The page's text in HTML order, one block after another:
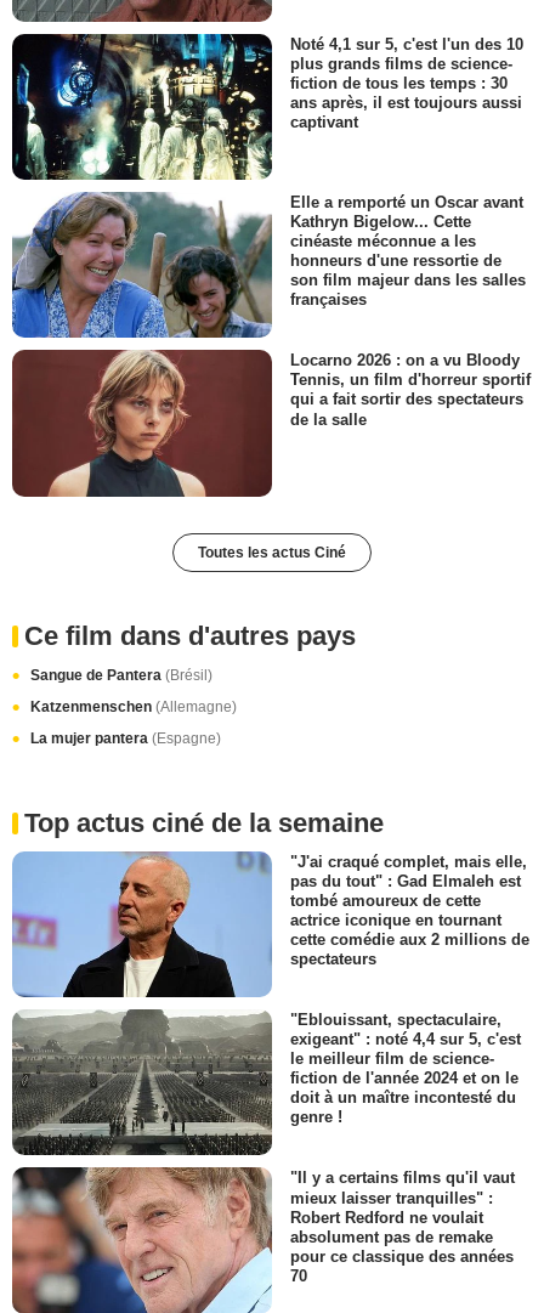
Noté 4,1 sur 5, c'est l'un des 10
plus grands films de science-
fiction de tous les temps : 30
ans après, il est toujours aussi
captivant
Elle a remporté un Oscar avant
Kathryn Bigelow... Cette
cinéaste méconnue a les
honneurs d'une ressortie de
son film majeur dans les salles
françaises
Locarno 2026 : on a vu Bloody
Tennis, un film d'horreur sportif
qui a fait sortir des spectateurs
de la salle
Toutes les actus Ciné
Ce film dans d'autres pays
Sangue de Pantera (Brésil)
Katzenmenschen (Allemagne)
La mujer pantera (Espagne)
Top actus ciné de la semaine
"J'ai craqué complet, mais elle,
pas du tout" : Gad Elmaleh est
tombé amoureux de cette
actrice iconique en tournant
cette comédie aux 2 millions de
spectateurs
"Eblouissant, spectaculaire,
exigeant" : noté 4,4 sur 5, c'est
le meilleur film de science-
fiction de l'année 2024 et on le
doit à un maître incontesté du
genre !
"Il y a certains films qu'il vaut
mieux laisser tranquilles" :
Robert Redford ne voulait
absolument pas de remake
pour ce classique des années
70